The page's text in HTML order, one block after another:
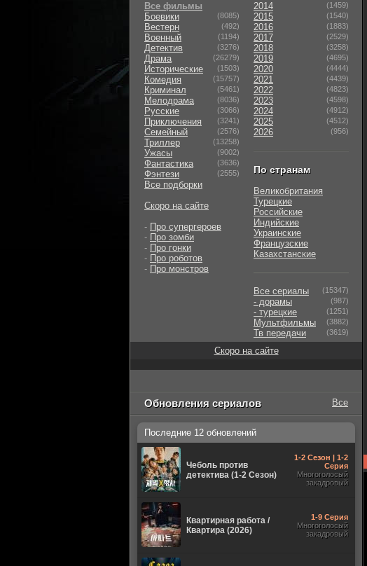
Все фильмы
Боевики
(8085)
Вестерн (492)
Военный (1194)
Детектив (3276)
Драма (26279)
Исторические (1503)
Комедия (15757)
Криминал (5461)
Мелодрама (8036)
Русские (3066)
Приключения (3241)
Семейный (2576)
Триллер (13258)
Ужасы (9002)
Фантастика (3636)
Фэнтези (2555)
Все подборки
Скоро на сайте
- Про супергероев
- Про зомби
- Про гонки
- Про роботов
- Про монстров
2014 (1459)
2015 (1540)
2016 (1883)
2017 (2529)
2018 (3258)
2019 (4695)
2020 (4444)
2021 (4439)
2022 (4823)
2023 (4598)
2024 (4912)
2025 (4512)
2026 (956)
По странам
Великобритания
Турецкие
Российские
Индийские
Украинские
Французские
Казахстанские
Все сериалы (15347)
- дорамы (987)
- турецкие (1251)
Мультфильмы (3882)
Тв передачи (3619)
Скоро на сайте
Обновления сериалов Все
Последние 12 обновлений
Чеболь против
детектива (1-2 Сезон)
1-2 Сезон | 1-2
Серия
Многоголосый
закадровый
Квартирная работа /
Квартира (2026)
1-9 Серия
Многоголосый
закадровый